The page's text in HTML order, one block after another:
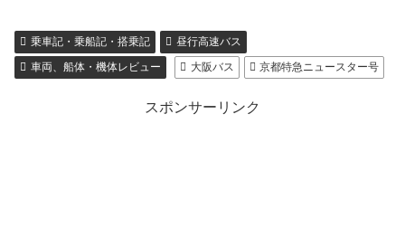
乗車記・乗船記・搭乗記
昼行高速バス
車両、船体・機体レビュー
大阪バス 京都特急ニュースター号
スポンサーリンク